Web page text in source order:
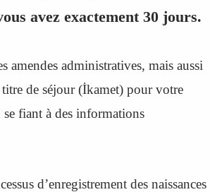
avez exactement 30 jours.
amendes administratives, mais aussi
de séjour (İkamet) pour votre
fiant à des informations
d’enregistrement des naissances